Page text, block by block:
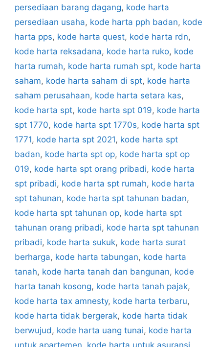
persediaan barang dagang, kode harta
persediaan usaha, kode harta pph badan, kode
harta pps, kode harta quest, kode harta rdn,
kode harta reksadana, kode harta ruko, kode
harta rumah, kode harta rumah spt, kode harta
saham, kode harta saham di spt, kode harta
saham perusahaan, kode harta setara kas,
kode harta spt, kode harta spt 019, kode harta
spt 1770, kode harta spt 1770s, kode harta spt
1771, kode harta spt 2021, kode harta spt
badan, kode harta spt op, kode harta spt op
019, kode harta spt orang pribadi, kode harta
spt pribadi, kode harta spt rumah, kode harta
spt tahunan, kode harta spt tahunan badan,
kode harta spt tahunan op, kode harta spt
tahunan orang pribadi, kode harta spt tahunan
pribadi, kode harta sukuk, kode harta surat
berharga, kode harta tabungan, kode harta
tanah, kode harta tanah dan bangunan, kode
harta tanah kosong, kode harta tanah pajak,
kode harta tax amnesty, kode harta terbaru,
kode harta tidak bergerak, kode harta tidak
berwujud, kode harta uang tunai, kode harta
untuk apartemen kode harta untuk asuransi